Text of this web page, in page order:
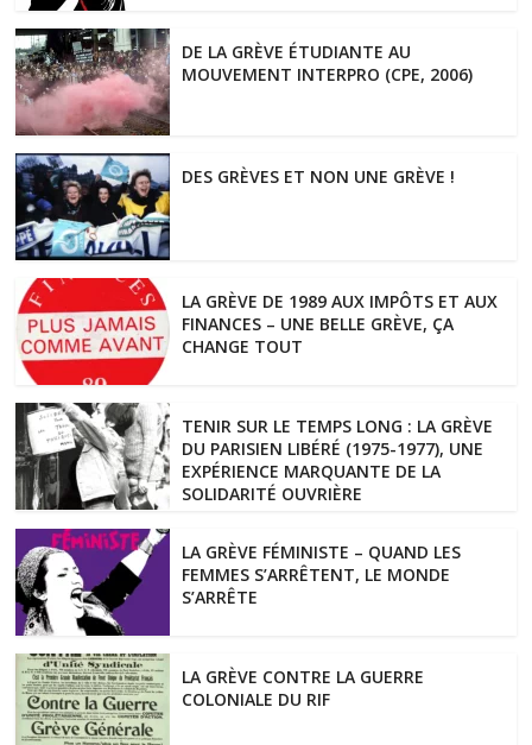
DE LA GRÈVE ÉTUDIANTE AU
MOUVEMENT INTERPRO (CPE, 2006)
DES GRÈVES ET NON UNE GRÈVE !
LA GRÈVE DE 1989 AUX IMPÔTS ET AUX
FINANCES – UNE BELLE GRÈVE, ÇA
CHANGE TOUT
TENIR SUR LE TEMPS LONG : LA GRÈVE
DU PARISIEN LIBÉRÉ (1975-1977), UNE
EXPÉRIENCE MARQUANTE DE LA
SOLIDARITÉ OUVRIÈRE
LA GRÈVE FÉMINISTE – QUAND LES
FEMMES S’ARRÊTENT, LE MONDE
S’ARRÊTE
LA GRÈVE CONTRE LA GUERRE
COLONIALE DU RIF